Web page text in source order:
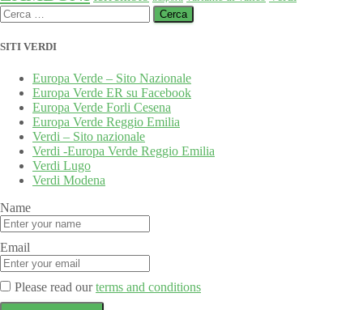
Ricerca
per:
SITI VERDI
Europa Verde – Sito Nazionale
Europa Verde ER su Facebook
Europa Verde Forli Cesena
Europa Verde Reggio Emilia
Verdi – Sito nazionale
Verdi -Europa Verde Reggio Emilia
Verdi Lugo
Verdi Modena
Name
Email
Please read ourterms and conditions